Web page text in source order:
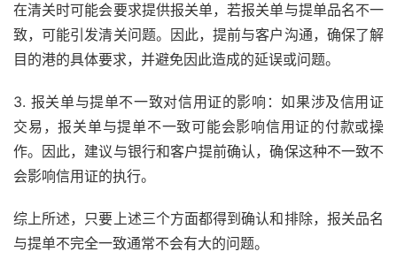
在清关时可能会要求提供报关单，若报关单与提单品名不一
致，可能引发清关问题。因此，提前与客户沟通，确保了解
目的港的具体要求，并避免因此造成的延误或问题。
3. 报关单与提单不一致对信用证的影响：如果涉及信用证
交易，报关单与提单不一致可能会影响信用证的付款或操
作。因此，建议与银行和客户提前确认，确保这种不一致不
会影响信用证的执行。
综上所述，只要上述三个方面都得到确认和排除，报关品名
与提单不完全一致通常不会有大的问题。